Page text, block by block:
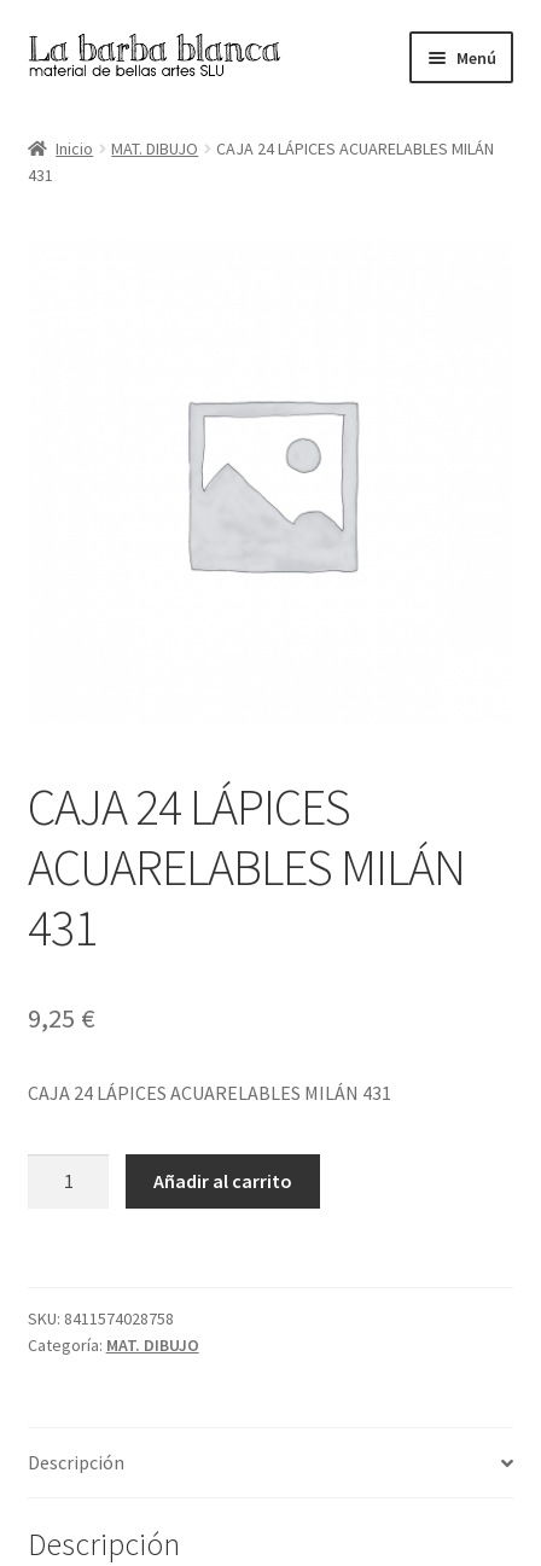
Ir
a
navegación
Ir
al
Menú
Carrito
Inicio MAT. DIBUJO
CAJA 24 LÁPICES ACUARELABLES MILÁN
431
CAJA 24 LÁPICES
ACUARELABLES MILÁN
431
9,25 €
CAJA 24 LÁPICES ACUARELABLES MILÁN 431
431
cantidad
Añadir al carrito
SKU: 8411574028758
Categoría: MAT. DIBUJO
Descripción
Descripción